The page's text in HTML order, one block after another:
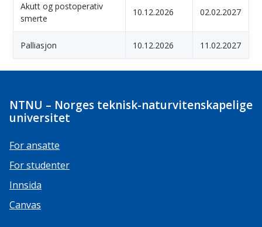
Akutt og postoperativ
smerte
10.12.2026 02.02.2027
Palliasjon 10.12.2026 11.02.2027
NTNU – Norges teknisk-naturvitenskapelige
universitet
For ansatte
For studenter
Innsida
Canvas